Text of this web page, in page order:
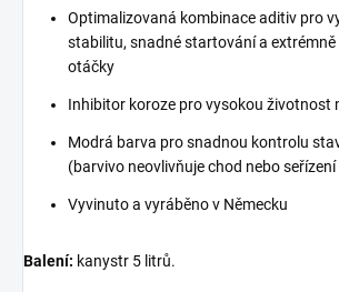
Optimalizovaná kombinace aditiv pro
stabilitu, snadné startování a
otáčky
Inhibitor koroze pro vysokou životnost
Modrá barva pro snadnou kontrolu
(barvivo neovlivňuje chod nebo
Vyvinuto a vyráběno v Německu
Balení: kanystr 5 litrů.